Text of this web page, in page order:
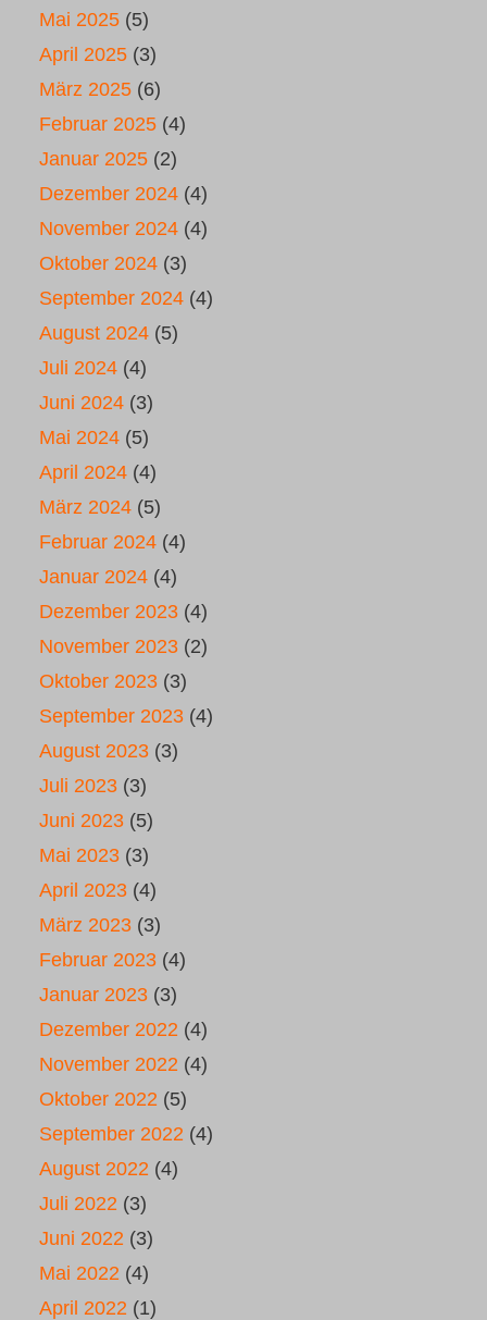
Mai 2025 (5)
April 2025 (3)
März 2025 (6)
Februar 2025 (4)
Januar 2025 (2)
Dezember 2024 (4)
November 2024 (4)
Oktober 2024 (3)
September 2024 (4)
August 2024 (5)
Juli 2024 (4)
Juni 2024 (3)
Mai 2024 (5)
April 2024 (4)
März 2024 (5)
Februar 2024 (4)
Januar 2024 (4)
Dezember 2023 (4)
November 2023 (2)
Oktober 2023 (3)
September 2023 (4)
August 2023 (3)
Juli 2023 (3)
Juni 2023 (5)
Mai 2023 (3)
April 2023 (4)
März 2023 (3)
Februar 2023 (4)
Januar 2023 (3)
Dezember 2022 (4)
November 2022 (4)
Oktober 2022 (5)
September 2022 (4)
August 2022 (4)
Juli 2022 (3)
Juni 2022 (3)
Mai 2022 (4)
April 2022 (1)